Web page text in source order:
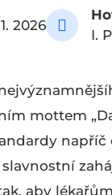
2026
I.
mottem
aby